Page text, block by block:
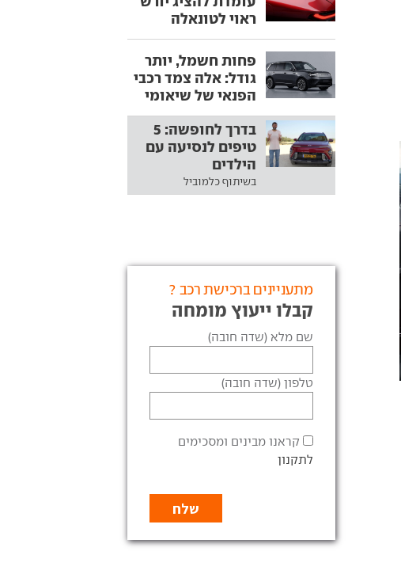
ראוי לטונאלה
פחות חשמל, יותר
גודל: אלה צמד רכבי
הפנאי של שיאומי
בדרך לחופשה: 5
טיפים לנסיעה עם
הילדים
בשיתוף כלמוביל
מתעניינים ברכישת רכב ?
קבלו ייעוץ מומחה
שם מלא (שדה חובה)
טלפון (שדה חובה)
קראנו מבינים ומסכימים
לתקנון